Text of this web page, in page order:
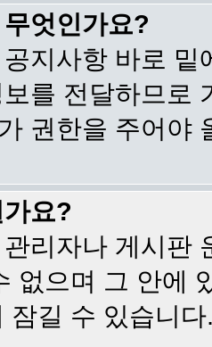
엇인가요?
지사항 바로
를 전달하므로
권한을 주어야
요?
리자나 게시판
없으며 그 안에
잠길 수 있습니다